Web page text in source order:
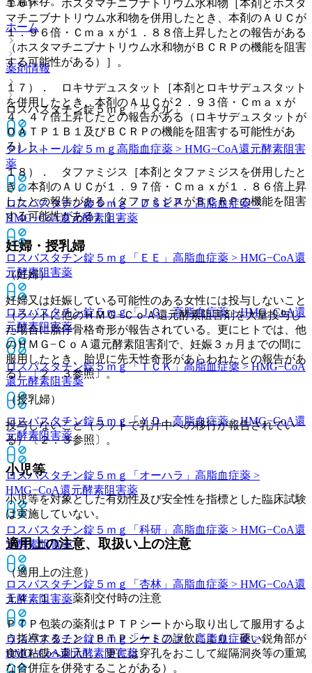
ホーム
薬剤情報
ロスバスタチン錠５ｍｇ「アメル」
クレストール錠５ｍｇ 高脂血症薬 > HMG−CoA還元酵素阻害
薬
ロスバスタチン錠５ｍｇ「ＤＳＥＰ」高脂血症薬 >
HMG−CoA還元酵素阻害薬
ロスバスタチン錠５ｍｇ「ＥＥ」 高脂血症薬 > HMG−CoA還
元酵素阻害薬
ロスバスタチン錠５ｍｇ「ＪＧ」高脂血症薬 > HMG−CoA還
元酵素阻害薬
ロスバスタチン錠５ｍｇ「ＴＣＫ」 高脂血症薬 > HMG−CoA
還元酵素阻害薬
ロスバスタチン錠５ｍｇ「ＹＤ」高脂血症薬 > HMG−CoA還
元酵素阻害薬
ロスバスタチン錠５ｍｇ「オーハラ」 高脂血症薬 >
HMG−CoA還元酵素阻害薬
ロスバスタチン錠５ｍｇ「科研」 高脂血症薬 > HMG−CoA還
元酵素阻害薬
ロスバスタチン錠５ｍｇ「杏林」 高脂血症薬 > HMG−CoA還
元酵素阻害薬
ロスバスタチン錠５ｍｇ「ケミファ」高脂血症薬 >
HMG−CoA還元酵素阻害薬
１６）． ホスタマチニブナトリウム水和物［本剤とホスタ
マチニブナトリウム水和物を併用したとき、本剤のＡＵＣが
１．９６倍・Ｃｍａｘが１．８８倍上昇したとの報告がある
（ホスタマチニブナトリウム水和物がＢＣＲＰの機能を阻害
する可能性がある）］。
１７）． ロキサデュスタット［本剤とロキサデュスタット
を併用したとき、本剤のＡＵＣが２．９３倍・Ｃｍａｘが
４．４７倍上昇したとの報告がある（ロキサデュスタットが
ＯＡＴＰ１Ｂ１及びＢＣＲＰの機能を阻害する可能性があ
る）］。
１８）． タファミジス［本剤とタファミジスを併用したと
き、本剤のＡＵＣが１．９７倍・Ｃｍａｘが１．８６倍上昇
したとの報告がある（タファミジスがＢＣＲＰの機能を阻害
する可能性がある）］。
妊婦・授乳婦
（妊婦）
妊婦又は妊娠している可能性のある女性には投与しないこと
（ラットに他のＨＭＧ−ＣｏＡ還元酵素阻害剤を大量投与し
た場合に胎仔骨格奇形が報告されている。更にヒトでは、他
のＨＭＧ−ＣｏＡ還元酵素阻害剤で、妊娠３ヵ月までの間に
服用したとき、胎児に先天性奇形があらわれたとの報告があ
る）〔２．３参照〕。
（授乳婦）
投与しないこと（ラットで乳汁中への移行が報告されてい
る）〔２．３参照〕。
小児等
小児等を対象とした有効性及び安全性を指標とした臨床試験
は実施していない。
適用上の注意、取扱い上の注意
（適用上の注意）
１４．１． 薬剤交付時の注意
ＰＴＰ包装の薬剤はＰＴＰシートから取り出して服用するよ
う指導すること（ＰＴＰシートの誤飲により、硬い鋭角部が
食道粘膜へ刺入し、更には穿孔をおこして縦隔洞炎等の重篤
な合併症を併発することがある）。